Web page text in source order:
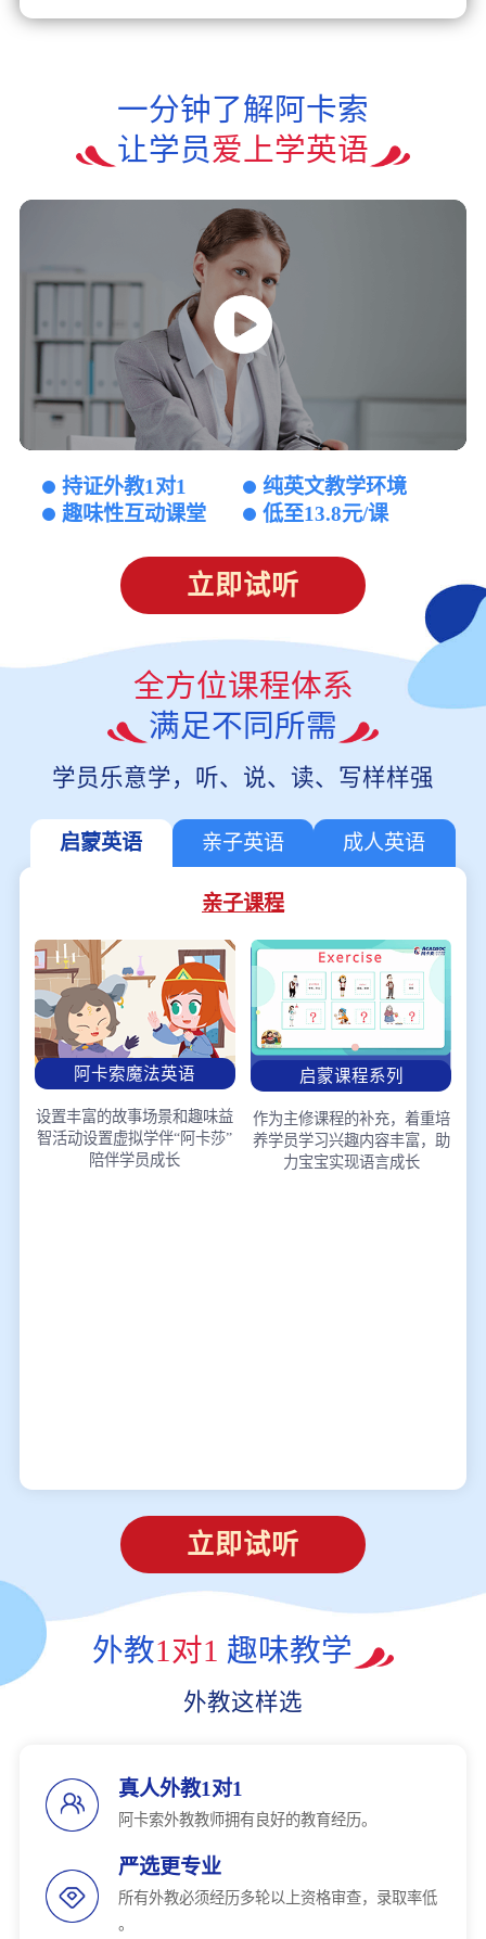
一分钟了解阿卡索
让学员爱上学英语
持证外教1对1
纯英文教学环境
趣味性互动课堂
低至13.8元/课
立即试听
全方位课程体系
满足不同所需
学员乐意学，听、说、读、写样样强
启蒙英语 亲子英语 成人英语
亲子课程
阿卡索魔法英语
设置丰富的故事场景和趣味益
智活动设置虚拟学伴“阿卡莎”
陪伴学员成长
启蒙课程系列
作为主修课程的补充，着重培
养学员学习兴趣内容丰富，助
力宝宝实现语言成长
立即试听
外教1对1 趣味教学
外教这样选
真人外教1对1
阿卡索外教教师拥有良好的教育经历。
严选更专业
所有外教必须经历多轮以上资格审查，录取率低
。